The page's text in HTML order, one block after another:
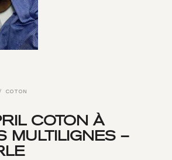
/ COTON
COTON À
MULTILIGNES –